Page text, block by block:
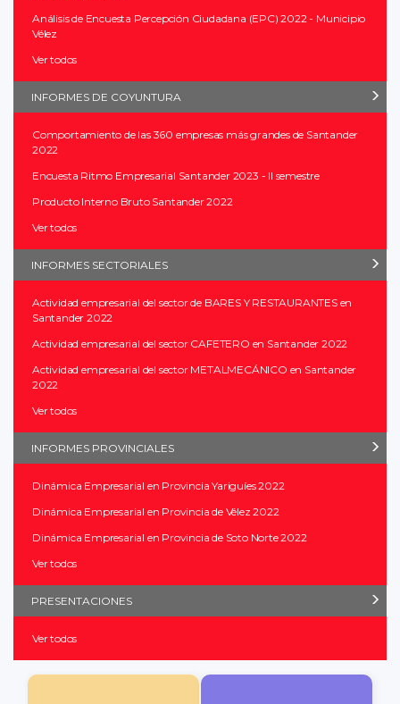
Análisis de Encuesta Percepción Ciudadana (EPC) 2022 - Municipio
Vélez
Ver todos
INFORMES DE COYUNTURA
Comportamiento de las 360 empresas más grandes de Santander
2022
Encuesta Ritmo Empresarial Santander 2023 - II semestre
Producto Interno Bruto Santander 2022
Ver todos
INFORMES SECTORIALES
Actividad empresarial del sector de BARES Y RESTAURANTES en
Santander 2022
Actividad empresarial del sector CAFETERO en Santander 2022
Actividad empresarial del sector METALMECÁNICO en Santander
2022
Ver todos
INFORMES PROVINCIALES
Dinámica Empresarial en Provincia Yariguíes 2022
Dinámica Empresarial en Provincia de Vélez 2022
Dinámica Empresarial en Provincia de Soto Norte 2022
Ver todos
PRESENTACIONES
Ver todos